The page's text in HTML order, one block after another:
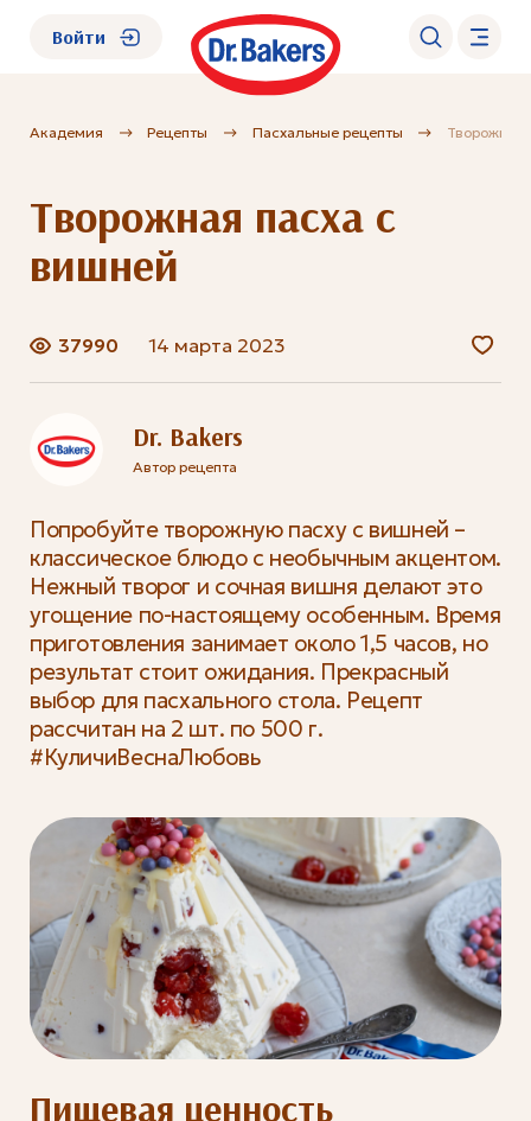
О нас
Каталог
Академия
Где купить?
FAQ
Войти
Академия Рецепты Пасхальные рецепты Творожная
Творожная пасха с
вишней
37990 14 марта 2023
Dr. Bakers
Автор рецепта
Попробуйте творожную пасху с вишней –
классическое блюдо с необычным акцентом.
Нежный творог и сочная вишня делают это
угощение по-настоящему особенным. Время
приготовления занимает около 1,5 часов, но
результат стоит ожидания. Прекрасный
выбор для пасхального стола. Рецепт
рассчитан на 2 шт. по 500 г.
#КуличиВеснаЛюбовь
Пищевая ценность